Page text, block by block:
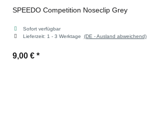
SPEEDO Competition Noseclip Grey
Sofort verfügbar
Lieferzeit: 1 - 3 Werktage (DE - Ausland abweichend)
9,00 € *